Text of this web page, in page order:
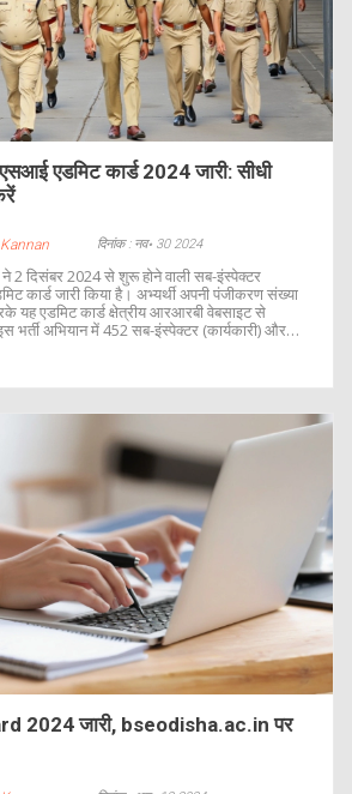
एडमिट कार्ड 2024 जारी: सीधी
दिनांक : नव॰ 30 2024
ने 2 दिसंबर 2024 से शुरू होने वाली सब-इंस्पेक्टर
कार्ड जारी किया है। अभ्यर्थी अपनी पंजीकरण संख्या
यह एडमिट कार्ड क्षेत्रीय आरआरबी वेबसाइट से
अभियान में 452 सब-इंस्पेक्टर (कार्यकारी) और
2024 जारी, bseodisha.ac.in पर